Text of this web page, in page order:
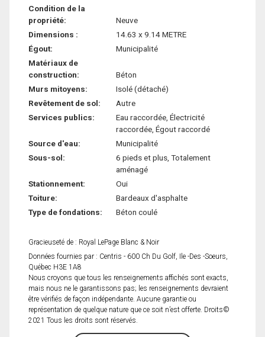
Condition de la
propriété:
Neuve
Dimensions :
14.63 x 9.14 METRE
Égout:
Municipalité
Matériaux de
construction:
Béton
Murs mitoyens:
Isolé (détaché)
Revêtement de sol:
Autre
Services publics:
Eau raccordée, Électricité
raccordée, Égout raccordé
Source d'eau:
Municipalité
Sous-sol:
6 pieds et plus, Totalement
aménagé
Stationnement:
Oui
Toiture:
Bardeaux d'asphalte
Type de fondations:
Béton coulé
Gracieuseté de : Royal LePage Blanc & Noir
Données fournies par : Centris - 600 Ch Du Golf, Ile -Des -Soeurs,
Québec H3E 1A8
Nous croyons que tous les renseignements affichés sont exacts,
mais nous ne le garantissons pas; les renseignements devraient
être vérifiés de façon indépendante. Aucune garantie ou
représentation de quelque nature que ce soit n’est offerte. Droits©
2021 Tous les droits sont réservés.